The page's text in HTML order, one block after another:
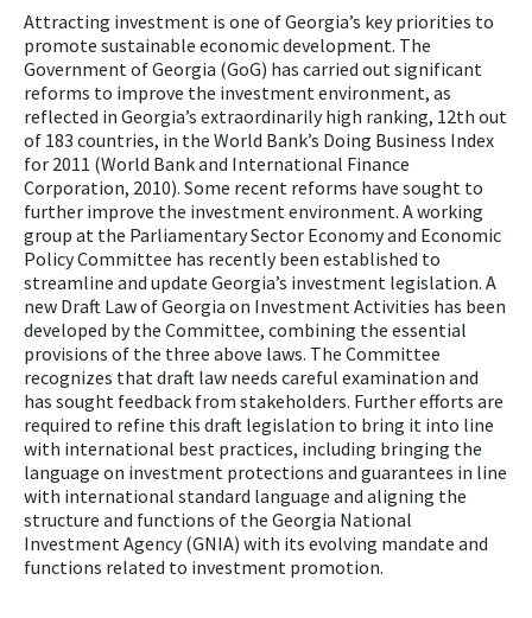
Attracting investment is one of Georgia’s key priorities to
promote sustainable economic development. The
Government of Georgia (GoG) has carried out significant
reforms to improve the investment environment, as
reflected in Georgia’s extraordinarily high ranking, 12th out
of 183 countries, in the World Bank’s Doing Business Index
for 2011 (World Bank and International Finance
Corporation, 2010). Some recent reforms have sought to
further improve the investment environment. A working
group at the Parliamentary Sector Economy and Economic
Policy Committee has recently been established to
streamline and update Georgia’s investment legislation. A
new Draft Law of Georgia on Investment Activities has been
developed by the Committee, combining the essential
provisions of the three above laws. The Committee
recognizes that draft law needs careful examination and
has sought feedback from stakeholders. Further efforts are
required to refine this draft legislation to bring it into line
with international best practices, including bringing the
language on investment protections and guarantees in line
with international standard language and aligning the
structure and functions of the Georgia National
Investment Agency (GNIA) with its evolving mandate and
functions related to investment promotion.